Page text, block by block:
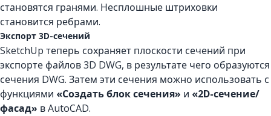
становятся гранями. Несплошные штриховки
становится ребрами.
Экспорт 3D-сечений
SketchUp теперь сохраняет плоскости сечений при
экспорте файлов 3D DWG, в результате чего образуются
сечения DWG. Затем эти сечения можно использовать с
функциями «Создать блок сечения» и «2D-сечение/
фасад» в AutoCAD.